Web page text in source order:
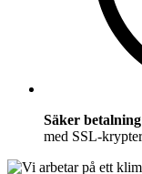
Säker betalning
med SSL-